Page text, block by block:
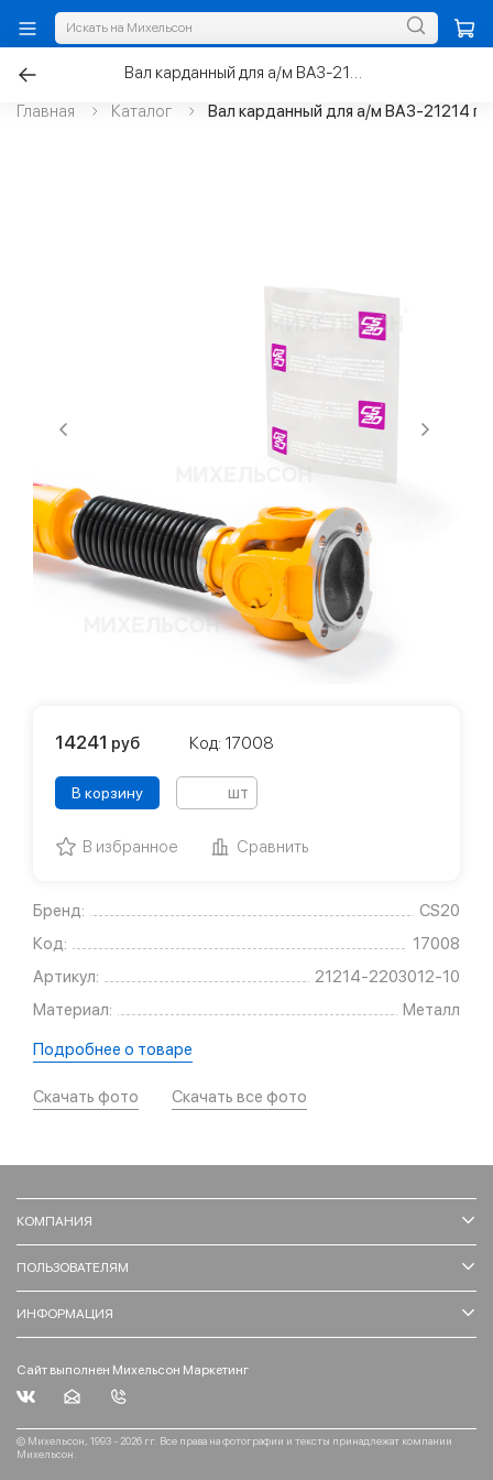
Главная Каталог Вал карданный для а/м ВАЗ-21214
Бренд:
CS20
Код:
17008
Артикул:
21214-2203012-10
Материал:
Металл
Подробнее о товаре
Скачать фото Скачать все фото
14241 руб Код: 17008
В корзину шт
В избранное Сравнить
КОМПАНИЯ
ПОЛЬЗОВАТЕЛЯМ
ИНФОРМАЦИЯ
Сайт выполнен Михельсон Маркетинг
© Михельсон, 1993 - 2026 гг. Все права на фотографии и тексты принадлежат компании
Михельсон.